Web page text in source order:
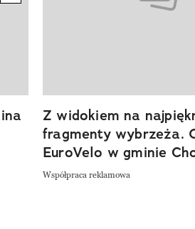
Z widokiem na
fragmenty wybrzeża.
EuroVelo w gminie
Współpraca reklamowa